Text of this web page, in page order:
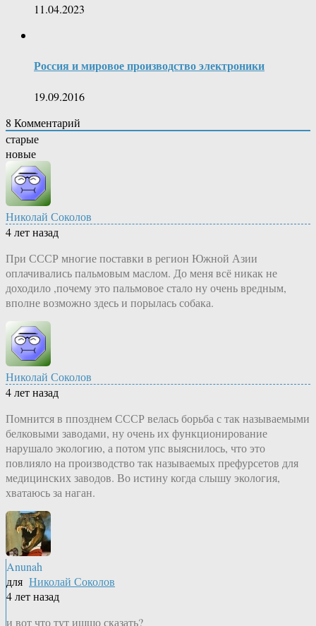
11.04.2023
Россия и мировое производство электроники
19.09.2016
8 Комментарий
старые
новые
Николай Соколов
4 лет назад
При СССР многие поставки в регион Южной Азии
оплачивались пальмовым маслом. До меня всё никак не
доходило ,почему это пальмовое стало ну очень вредным,
вполне возможно здесь и порылась собака.
Николай Соколов
4 лет назад
Помнится в ппозднем СССР велась борьба с так называемыми
белковыми заводами, ну очень их функционирование
нарушало экологию, а потом упс выяснилось, что это
повлияло на производство так называемых префурсетов для
медицинских заводов. Во истину когда слышу экология,
хватаюсь за наган.
Anunah
для Николай Соколов
4 лет назад
и вот что тут ишшо сказать?